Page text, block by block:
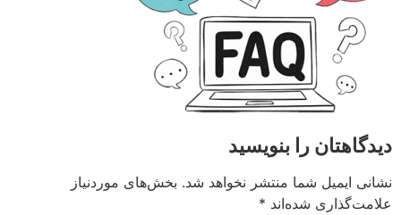
دیدگاهتان را بنویسید
نشانی ایمیل شما منتشر نخواهد شد. بخش‌های موردنیاز
علامت‌گذاری شده‌اند *